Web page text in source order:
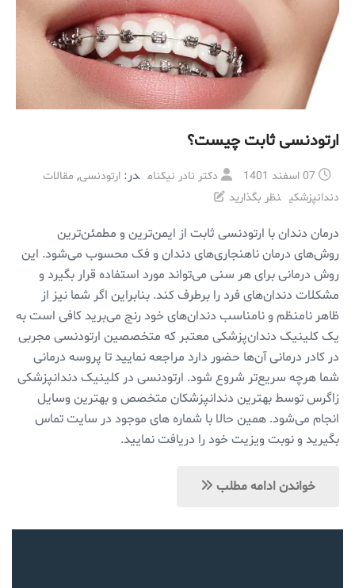
ارتودنسی ثابت چیست؟
07 اسفند 1401 دکتر نادر نیکنام در: ارتودنسی, مقالات
دندانپزشکی نظر بگذارید
درمان دندان با ارتودنسی ثابت از ایمن‌ترین و مطمئن‌ترین
روش‌های درمان ناهنجاری‌های دندان و فک محسوب می‌شود. این
روش درمانی برای هر سنی می‌تواند مورد استفاده قرار بگیرد و
مشکلات دندان‌های فرد را برطرف کند. بنابراین اگر شما نیز از
ظاهر نامنظم و نامناسب دندان‌های خود رنج می‌برید کافی است به
یک کلینیک دندان‌پزشکی معتبر که متخصصین ارتودنسی مجربی
در کادر درمانی آن‌ها حضور دارد مراجعه نمایید تا پروسه درمانی
شما هرچه سریع‌تر شروع شود. ارتودنسی در کلینیک دندانپزشکی
زاگرس توسط بهترین دندانپزشکان متخصص و بهترین وسایل
انجام می‌شود. همین حالا با شماره های موجود در سایت تماس
بگیرید و نوبت ویزیت خود را دریافت نمایید.
خواندن ادامه مطلب